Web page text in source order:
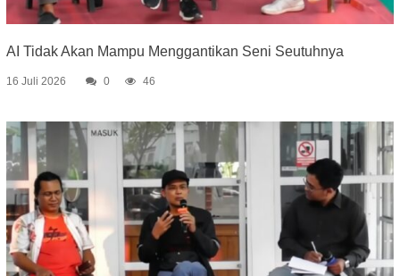
AI Tidak Akan Mampu Menggantikan Seni Seutuhnya
16 Juli 2026 0 46